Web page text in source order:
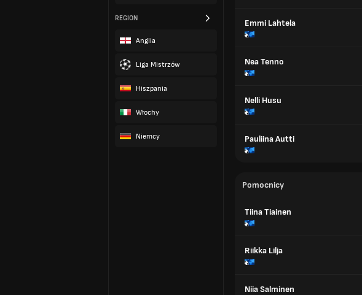
REGION
Anglia
Liga Mistrzów
Hiszpania
Włochy
Niemcy
Emmi Lahtela
Nea Tenno
Nelli Husu
Pauliina Autti
Pomocnicy
Tiina Tiainen
Riikka Lilja
Niia Salminen